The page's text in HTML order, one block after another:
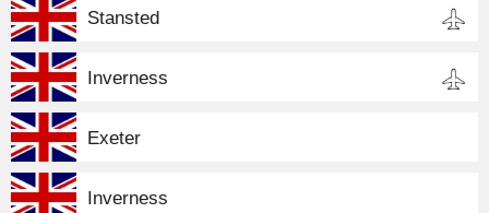
Stansted
Inverness
Exeter
Inverness